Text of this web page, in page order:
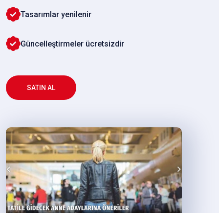
Tasarımlar yenilenir
Güncelleştirmeler ücretsizdir
SATIN AL